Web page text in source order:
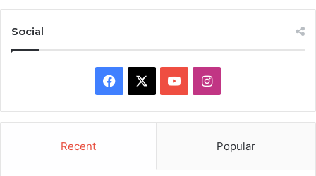
Social
Facebook YouTubeInstagram
Recent Popular